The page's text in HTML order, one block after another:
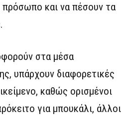
πρόσωπο και να πέσουν τα
στα μέσα
υπάρχουν διαφορετικές
καθώς ορισμένοι
για μπουκάλι, άλλοι